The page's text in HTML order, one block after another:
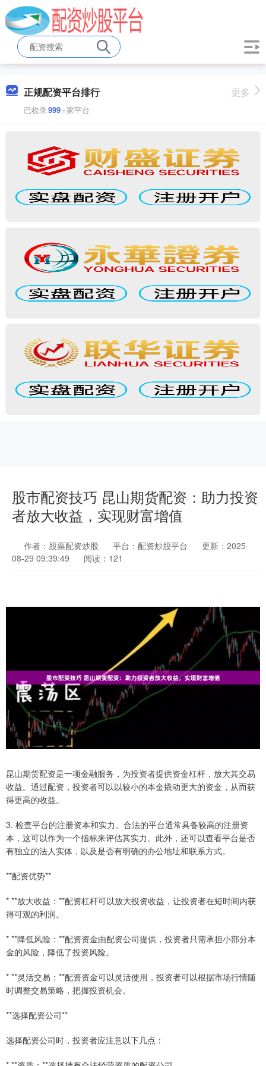
正规配资平台排行
已收录999+家平台
更多
股市配资技巧 昆山期货配资：助力投资
者放大收益，实现财富增值
作者：股票配资炒股 平台：配资炒股平台
更新：2025-
08-29 09:39:49
阅读：121
昆山期货配资是一项金融服务，为投资者提供资金杠杆，放大其交易
收益。通过配资，投资者可以以较小的本金撬动更大的资金，从而获
得更高的收益。
3. 检查平台的注册资本和实力。合法的平台通常具备较高的注册资
本，这可以作为一个指标来评估其实力。此外，还可以查看平台是否
有独立的法人实体，以及是否有明确的办公地址和联系方式。
**配资优势**
* **放大收益：**配资杠杆可以放大投资收益，让投资者在短时间内获
得可观的利润。
* **降低风险：**配资资金由配资公司提供，投资者只需承担小部分本
金的风险，降低了投资风险。
* **灵活交易：**配资资金可以灵活使用，投资者可以根据市场行情随
时调整交易策略，把握投资机会。
**选择配资公司**
选择配资公司时，投资者应注意以下几点：